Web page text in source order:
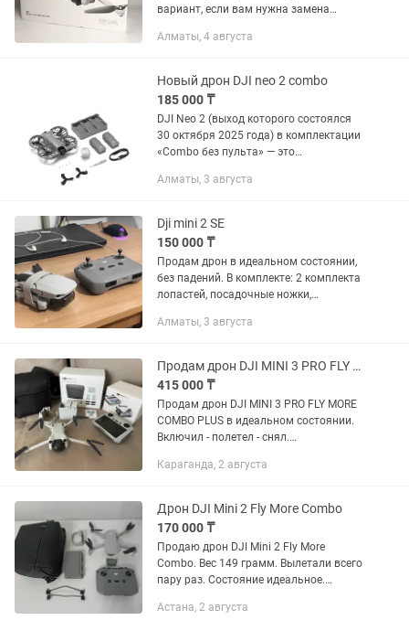
вариант, если вам нужна замена
либо если у вас уже есть пульт (DJI RC /
Алматы, 4 августа
Новый дрон DJI neo 2 combo
185 000 ₸
DJI Neo 2 (выход которого состоялся
30 октября 2025 года) в комплектации
«Combo без пульта» — это
ориентированный на управление
Главным...
Алматы, 3 августа
Dji mini 2 SE
150 000 ₸
Продам дрон в идеальном состоянии,
без падений. В комплекте: 2 комплекта
лопастей, посадочные ножки,
типов. Коробка имеется. Обмен не
Алматы, 3 августа
Продам дрон DJI MINI 3 PRO FLY MORE COMBO PLUS
415 000 ₸
Продам дрон DJI MINI 3 PRO FLY MORE
COMBO PLUS в идеальном состоянии.
Включил - полетел - снял.
увеличенные батарейки, сумка. В
Караганда, 2 августа
Дрон DJI Mini 2 Fly More Combo
170 000 ₸
Продаю дрон DJI Mini 2 Fly More
Combo. Вес 149 грамм. Вылетали всего
пару раз. Состояние идеальное.
Полный комплект: есть 3 батареи, а
Астана, 2 августа